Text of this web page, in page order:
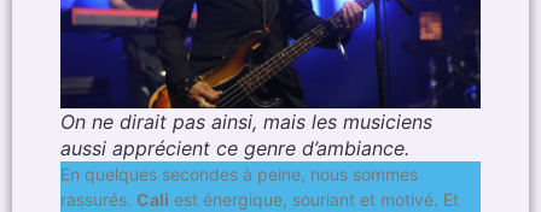
On ne dirait pas ainsi, mais les musiciens
aussi apprécient ce genre d’ambiance.
En quelques secondes à peine, nous sommes
rassurés. Cali est énergique, souriant et motivé. Et